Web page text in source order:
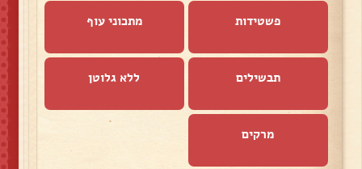
פשטידות מתכוני עוף
תבשילים ללא גלוטן
מרקים